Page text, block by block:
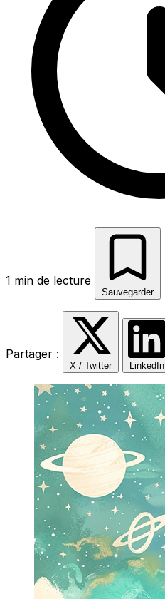
1 min de lecture
Sauvegarder
Partager :
X / Twitter LinkedIn